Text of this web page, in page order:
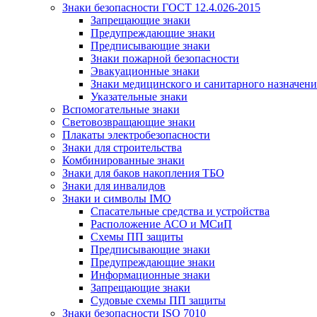
Знаки безопасности ГОСТ 12.4.026-2015
Запрещающие знаки
Предупреждающие знаки
Предписывающие знаки
Знаки пожарной безопасности
Эвакуационные знаки
Знаки медицинского и санитарного
Указательные знаки
Вспомогательные знаки
Световозвращающие знаки
Плакаты электробезопасности
Знаки для строительства
Комбинированные знаки
Знаки для баков накопления ТБО
Знаки для инвалидов
Знаки и символы IMO
Спасательные средства и устройства
Расположение АСО и МСиП
Схемы ПП защиты
Предписывающие знаки
Предупреждающие знаки
Информационные знаки
Запрещающие знаки
Судовые схемы ПП защиты
Знаки безопасности ISO 7010